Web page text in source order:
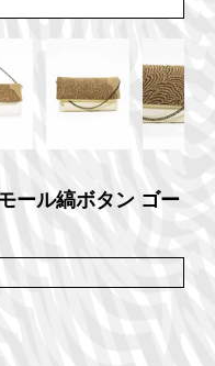
ール縞ボタン ゴー